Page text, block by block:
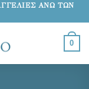
ΑΝΩ ΤΩΝ
0